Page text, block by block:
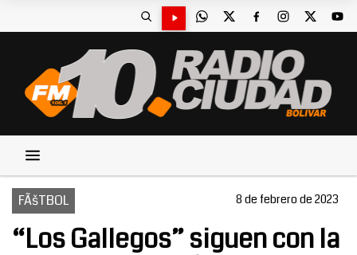
FÃšTBOL 8 de febrero de 2023
“Los Gallegos” siguen con la